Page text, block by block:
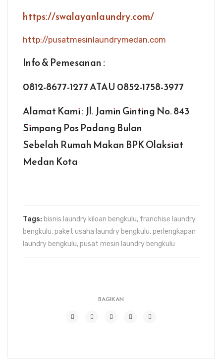
https://swalayanlaundry.com/
http://pusatmesinlaundrymedan.com
Info & Pemesanan :
0812-8677-1277 ATAU 0852-1758-3977
Alamat Kami : Jl. Jamin Ginting No. 843
Simpang Pos Padang Bulan
Sebelah Rumah Makan BPK Olaksiat
Medan Kota
Tags: bisnis laundry kiloan bengkulu, franchise laundry
bengkulu,paket usaha laundry bengkulu,perlengkapan
laundry bengkulu,pusat mesin laundry bengkulu
BAGIKAN